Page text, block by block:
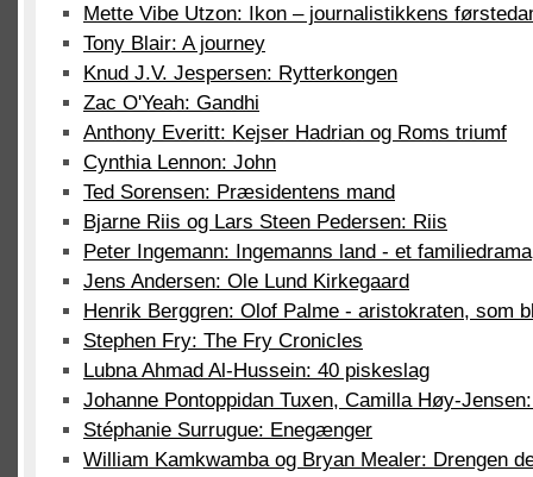
Mette Vibe Utzon: Ikon – journalistikkens
Tony Blair: A journey
Knud J.V. Jespersen: Rytterkongen
Zac O'Yeah: Gandhi
Anthony Everitt: Kejser Hadrian og Roms triumf
Cynthia Lennon: John
Ted Sorensen: Præsidentens mand
Bjarne Riis og Lars Steen Pedersen: Riis
Peter Ingemann: Ingemanns land - et familiedrama
Jens Andersen: Ole Lund Kirkegaard
Henrik Berggren: Olof Palme - aristokraten, som
Stephen Fry: The Fry Cronicles
Lubna Ahmad Al-Hussein: 40 piskeslag
Johanne Pontoppidan Tuxen, Camilla Høy-
Stéphanie Surrugue: Enegænger
William Kamkwamba og Bryan Mealer: Drengen